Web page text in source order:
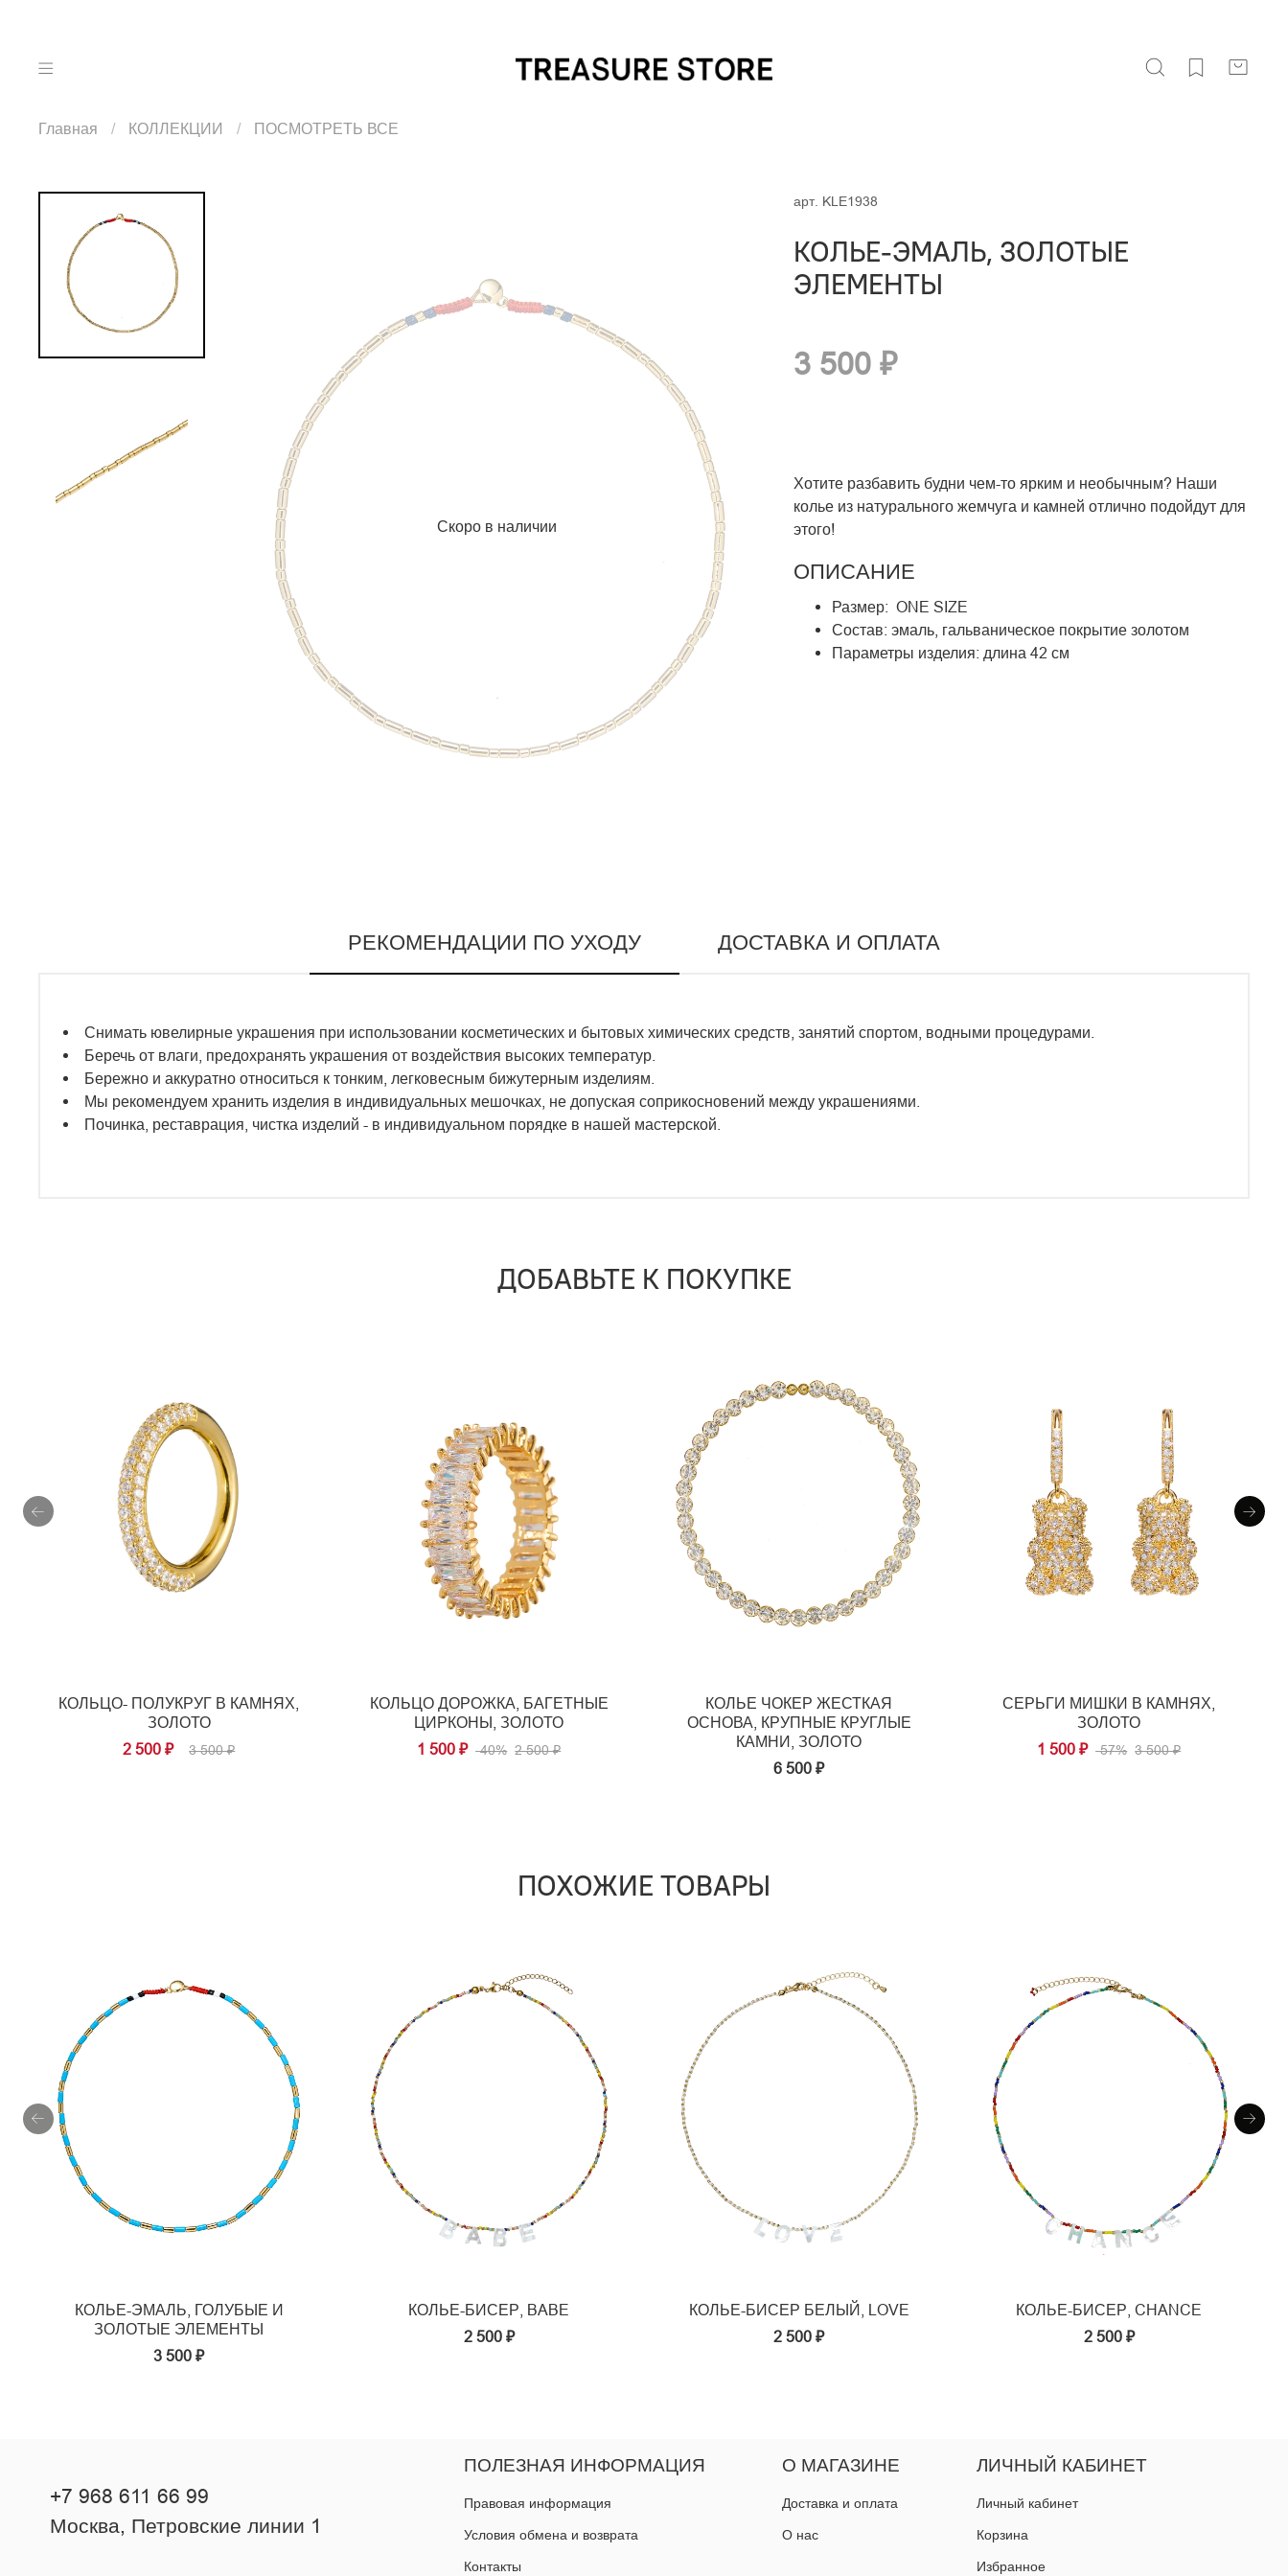
Главная КОЛЛЕКЦИИ ПОСМОТРЕТЬ ВСЕ
Скоро в наличии
арт. KLE1938
КОЛЬЕ-ЭМАЛЬ, ЗОЛОТЫЕ
ЭЛЕМЕНТЫ
3 500 ₽
Хотите разбавить будни чем-то ярким и необычным? Наши
колье из натурального жемчуга и камней отлично подойдут для
этого!
ОПИСАНИЕ
Размер: ONE SIZE
Состав: эмаль, гальваническое покрытие золотом
Параметры изделия: длина 42 см
РЕКОМЕНДАЦИИ ПО УХОДУ ДОСТАВКА И ОПЛАТА
Снимать ювелирные украшения при использовании косметических и бытовых химических средств, занятий спортом, водными процедурами.
Беречь от влаги, предохранять украшения от воздействия высоких температур.
Бережно и аккуратно относиться к тонким, легковесным бижутерным изделиям.
Мы рекомендуем хранить изделия в индивидуальных мешочках, не допуская соприкосновений между украшениями.
Починка, реставрация, чистка изделий - в индивидуальном порядке в нашей мастерской.
ДОБАВЬТЕ К ПОКУПКЕ
КОЛЬЦО- ПОЛУКРУГ В КАМНЯХ,
ЗОЛОТО
2 500 ₽
3 500 ₽
КОЛЬЦО ДОРОЖКА, БАГЕТНЫЕ
ЦИРКОНЫ, ЗОЛОТО
1 500 ₽ -40% 2 500 ₽
КОЛЬЕ ЧОКЕР ЖЕСТКАЯ
ОСНОВА, КРУПНЫЕ КРУГЛЫЕ
КАМНИ, ЗОЛОТО
6 500 ₽
СЕРЬГИ МИШКИ В КАМНЯХ,
ЗОЛОТО
1 500 ₽ -57% 3 500 ₽
ПОХОЖИЕ ТОВАРЫ
КОЛЬЕ-ЭМАЛЬ, ГОЛУБЫЕ И
ЗОЛОТЫЕ ЭЛЕМЕНТЫ
3 500 ₽
КОЛЬЕ-БИСЕР, BABE
2 500 ₽
КОЛЬЕ-БИСЕР БЕЛЫЙ, LOVE
2 500 ₽
КОЛЬЕ-БИСЕР, CHANCE
2 500 ₽
ПОЛЕЗНАЯ ИНФОРМАЦИЯ
Правовая информация
Условия обмена и возврата
Контакты
О МАГАЗИНЕ
Доставка и оплата
О нас
ЛИЧНЫЙ КАБИНЕТ
Личный кабинет
Корзина
Избранное
+7 968 611 66 99
Москва, Петровские линии 1